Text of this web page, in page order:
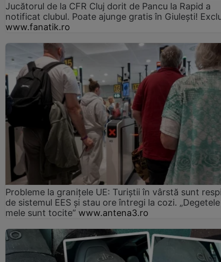
Jucătorul de la CFR Cluj dorit de Pancu la Rapid a
notificat clubul. Poate ajunge gratis în Giulești!
www.fanatik.ro
Probleme la granițele UE: Turiștii în vârstă sunt
de sistemul EES și stau ore întregi la cozi. „Degetele
mele sunt tocite” www.antena3.ro